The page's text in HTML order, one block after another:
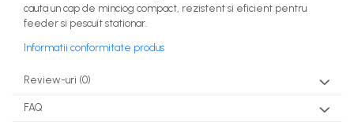
cauta un cap de minciog compact, rezistent si eficient pentru
feeder si pescuit stationar.
Informatii conformitate produs
Review-uri (0)
FAQ